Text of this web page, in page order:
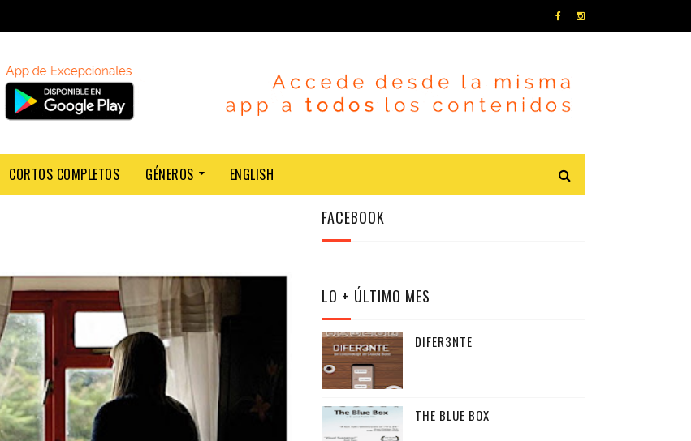
CORTOS COMPLETOS GÉNEROS ENGLISH
FACEBOOK
LO + ÚLTIMO MES
DIFER3NTE
THE BLUE BOX